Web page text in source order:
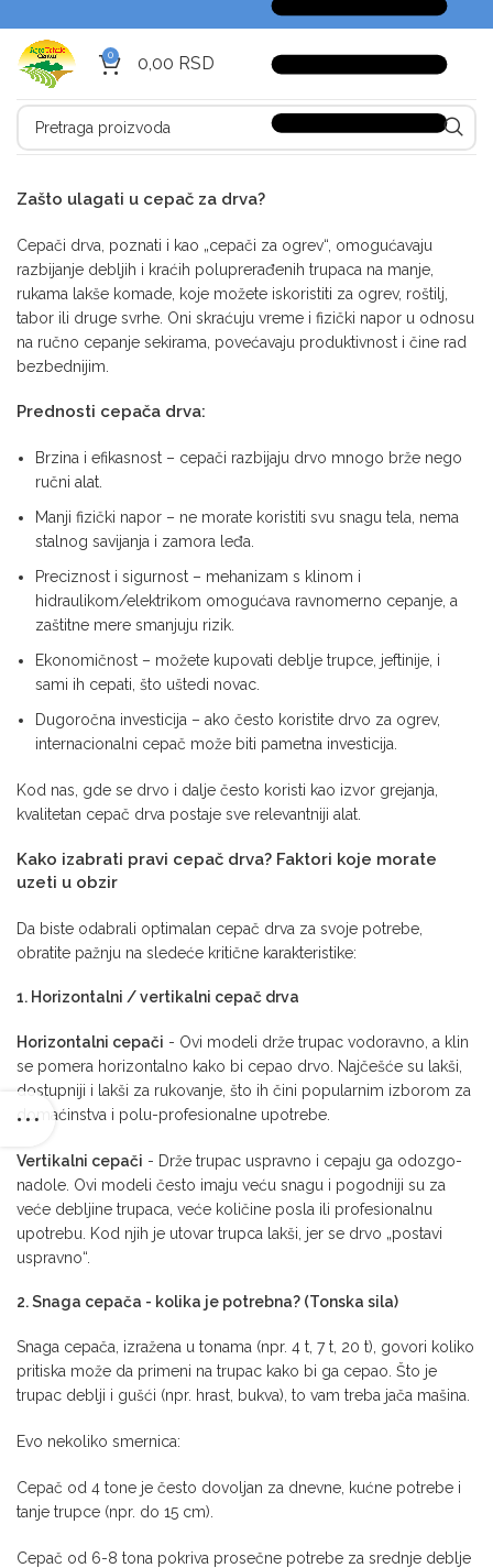
0 0,00 RSD
Zašto ulagati u cepač za drva?
Cepači drva, poznati i kao „cepači za ogrev“, omogućavaju
razbijanje debljih i kraćih poluprerađenih trupaca na manje,
rukama lakše komade, koje možete iskoristiti za ogrev, roštilj,
tabor ili druge svrhe. Oni skraćuju vreme i fizički napor u odnosu
na ručno cepanje sekirama, povećavaju produktivnost i čine rad
bezbednijim.
Prednosti cepača drva:
Brzina i efikasnost – cepači razbijaju drvo mnogo brže nego
ručni alat.
Manji fizički napor – ne morate koristiti svu snagu tela, nema
stalnog savijanja i zamora leđa.
Preciznost i sigurnost – mehanizam s klinom i
hidraulikom/elektrikom omogućava ravnomerno cepanje, a
zaštitne mere smanjuju rizik.
Ekonomičnost – možete kupovati deblje trupce, jeftinije, i
sami ih cepati, što uštedi novac.
Dugoročna investicija – ako često koristite drvo za ogrev,
internacionalni cepač može biti pametna investicija.
Kod nas, gde se drvo i dalje često koristi kao izvor grejanja,
kvalitetan cepač drva postaje sve relevantniji alat.
Kako izabrati pravi cepač drva? Faktori koje morate
uzeti u obzir
Da biste odabrali optimalan cepač drva za svoje potrebe,
obratite pažnju na sledeće kritične karakteristike:
1. Horizontalni / vertikalni cepač drva
Horizontalni cepači - Ovi modeli drže trupac vodoravno, a klin
se pomera horizontalno kako bi cepao drvo. Najčešće su lakši,
dostupniji i lakši za rukovanje, što ih čini popularnim izborom za
domaćinstva i polu-profesionalne upotrebe.
Vertikalni cepači - Drže trupac uspravno i cepaju ga odozgo-
nadole. Ovi modeli često imaju veću snagu i pogodniji su za
veće debljine trupaca, veće količine posla ili profesionalnu
upotrebu. Kod njih je utovar trupca lakši, jer se drvo „postavi
uspravno“.
2. Snaga cepača - kolika je potrebna? (Tonska sila)
Snaga cepača, izražena u tonama (npr. 4 t, 7 t, 20 t), govori koliko
pritiska može da primeni na trupac kako bi ga cepao. Što je
trupac deblji i gušći (npr. hrast, bukva), to vam treba jača mašina.
Evo nekoliko smernica:
Cepač od 4 tone je često dovoljan za dnevne, kućne potrebe i
tanje trupce (npr. do 15 cm).
Cepač od 6-8 tona pokriva prosečne potrebe za srednje deblje